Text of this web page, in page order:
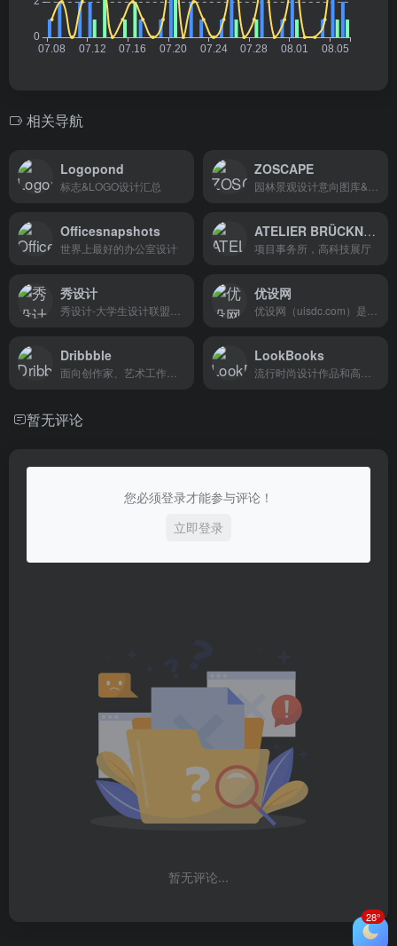
相关导航
Logopond
标志&LOGO设计汇总
ZOSCAPE
Officesnapshots
世界上最好的办公室设计
ATELIER BRÜCKNER
项目事务所，高科技展厅
秀设计 优设网
Dribbble LookBooks
暂无评论
您必须登录才能参与评论！
立即登录
暂无评论...
28°